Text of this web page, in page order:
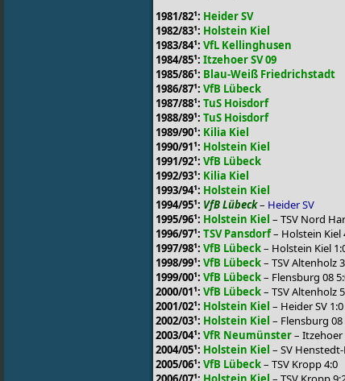
1981/82¹: Heider SV
1982/83¹: Holstein Kiel
1983/84¹: VfL Kellinghusen
1984/85¹: Itzehoer SV 09
1985/86¹: Blau-Weiß Friedrichstadt
1986/87¹: VfB Lübeck
1987/88¹: TuS Hoisdorf
1988/89¹: TuS Hoisdorf
1989/90¹: Kilia Kiel
1990/91¹: Holstein Kiel
1991/92¹: VfB Lübeck
1992/93¹: Kilia Kiel
1993/94¹: Holstein Kiel
1994/95¹: VfB Lübeck– Heider SV
1995/96¹: Holstein Kiel – TSV Nord
1996/97¹: TSV Pansdorf– Holstein Kiel
1997/98¹: VfB Lübeck– Holstein Kiel
1998/99¹: VfB Lübeck– TSV Altenholz
1999/00¹: VfB Lübeck– Flensburg 08
2000/01¹: VfB Lübeck– TSV Altenholz
2001/02¹: Holstein Kiel – Heider SV 1:0
2002/03¹: Holstein Kiel – Flensburg 08
2003/04¹: VfR Neumünster– Itzehoer
2004/05¹: Holstein Kiel – SV Henstedt-
2005/06¹: VfB Lübeck– TSV Kropp 4:0